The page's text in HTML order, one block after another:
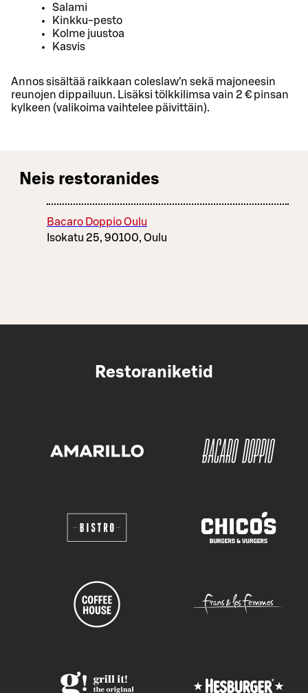
Salami
Kinkku‑pesto
Kolme juustoa
Kasvis
Annos sisältää raikkaan coleslaw’n sekä majoneesin
reunojen dippailuun. Lisäksi tölkkilimsa vain 2 € pinsan
kylkeen (valikoima vaihtelee päivittäin).
Neis restoranides
Bacaro Doppio Oulu
Isokatu 25, 90100, Oulu
Restoraniketid